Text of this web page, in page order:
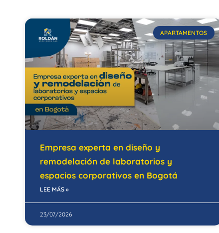
APARTAMENTOS
Empresa experta en diseño y
remodelación de laboratorios y
espacios corporativos en Bogotá
LEE MÁS »
23/07/2026